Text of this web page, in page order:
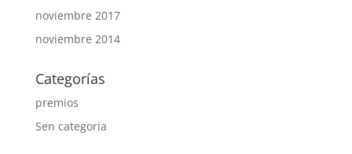
noviembre 2017
noviembre 2014
Categorías
premios
Sen categoria